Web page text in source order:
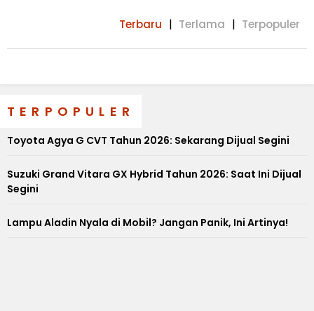
Terbaru Terlama Terpopuler
TERPOPULER
Toyota Agya G CVT Tahun 2026: Sekarang Dijual Segini
Suzuki Grand Vitara GX Hybrid Tahun 2026: Saat Ini Dijual
Segini
Lampu Aladin Nyala di Mobil? Jangan Panik, Ini Artinya!